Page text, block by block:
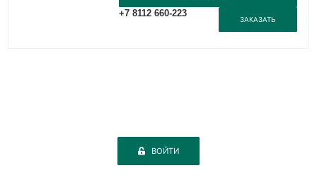
+7 8112 660-223
ЗАКАЗАТЬ
ВОЙТИ